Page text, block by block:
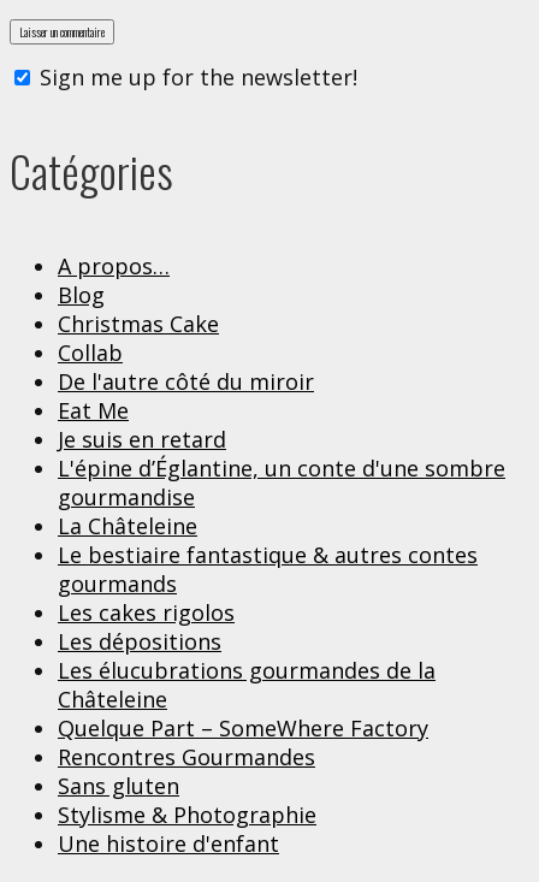
Sign me up for the newsletter!
Catégories
A propos…
Blog
Christmas Cake
Collab
De l'autre côté du miroir
Eat Me
Je suis en retard
L'épine d’Églantine, un conte d'une sombre
gourmandise
La Châteleine
Le bestiaire fantastique & autres contes
gourmands
Les cakes rigolos
Les dépositions
Les élucubrations gourmandes de la
Châteleine
Quelque Part – SomeWhere Factory
Rencontres Gourmandes
Sans gluten
Stylisme & Photographie
Une histoire d'enfant